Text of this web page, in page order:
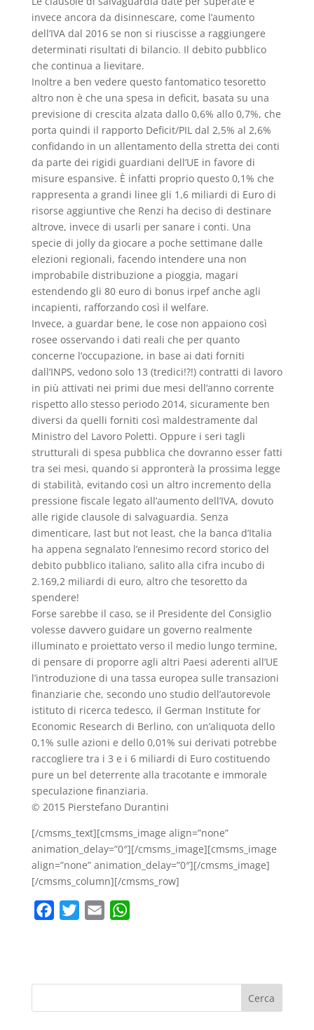
invece ancora da disinnescare, come l’aumento
dell’IVA dal 2016 se non si riuscisse a raggiungere
determinati risultati di bilancio. Il debito pubblico
che continua a lievitare.
Inoltre a ben vedere questo fantomatico tesoretto
altro non è che una spesa in deficit, basata su una
previsione di crescita alzata dallo 0,6% allo 0,7%, che
porta quindi il rapporto Deficit/PIL dal 2,5% al 2,6%
confidando in un allentamento della stretta dei conti
da parte dei rigidi guardiani dell’UE in favore di
misure espansive. È infatti proprio questo 0,1% che
rappresenta a grandi linee gli 1,6 miliardi di Euro di
risorse aggiuntive che Renzi ha deciso di destinare
altrove, invece di usarli per sanare i conti. Una
specie di jolly da giocare a poche settimane dalle
elezioni regionali, facendo intendere una non
improbabile distribuzione a pioggia, magari
estendendo gli 80 euro di bonus irpef anche agli
incapienti, rafforzando così il welfare.
Invece, a guardar bene, le cose non appaiono così
rosee osservando i dati reali che per quanto
concerne l’occupazione, in base ai dati forniti
dall’INPS, vedono solo 13 (tredici!?!) contratti di lavoro
in più attivati nei primi due mesi dell’anno corrente
rispetto allo stesso periodo 2014, sicuramente ben
diversi da quelli forniti così maldestramente dal
Ministro del Lavoro Poletti. Oppure i seri tagli
strutturali di spesa pubblica che dovranno esser fatti
tra sei mesi, quando si appronterà la prossima legge
di stabilità, evitando così un altro incremento della
pressione fiscale legato all’aumento dell’IVA, dovuto
alle rigide clausole di salvaguardia. Senza
dimenticare, last but not least, che la banca d’Italia
ha appena segnalato l’ennesimo record storico del
debito pubblico italiano, salito alla cifra incubo di
2.169,2 miliardi di euro, altro che tesoretto da
spendere!
Forse sarebbe il caso, se il Presidente del Consiglio
volesse davvero guidare un governo realmente
illuminato e proiettato verso il medio lungo termine,
di pensare di proporre agli altri Paesi aderenti all’UE
l’introduzione di una tassa europea sulle transazioni
finanziarie che, secondo uno studio dell’autorevole
istituto di ricerca tedesco, il German Institute for
Economic Research di Berlino, con un’aliquota dello
0,1% sulle azioni e dello 0,01% sui derivati potrebbe
raccogliere tra i 3 e i 6 miliardi di Euro costituendo
pure un bel deterrente alla tracotante e immorale
speculazione finanziaria.
© 2015 Pierstefano Durantini
[/cmsms_text][cmsms_image align=”none”
animation_delay=”0″][/cmsms_image][cmsms_image
align=”none” animation_delay=”0″][/cmsms_image]
[/cmsms_column][/cmsms_row]
b
o
t
e
l
s
A